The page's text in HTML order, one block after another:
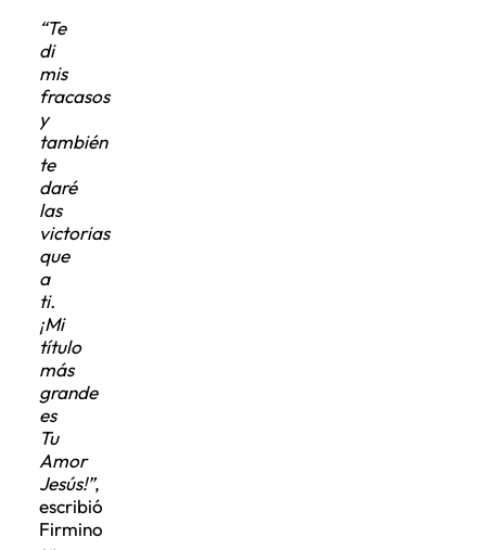
“Te
di
mis
fracasos
y
también
te
daré
las
victorias
que
a
ti.
¡Mi
título
más
grande
es
Tu
Amor
Jesús!”,
escribió
Firmino